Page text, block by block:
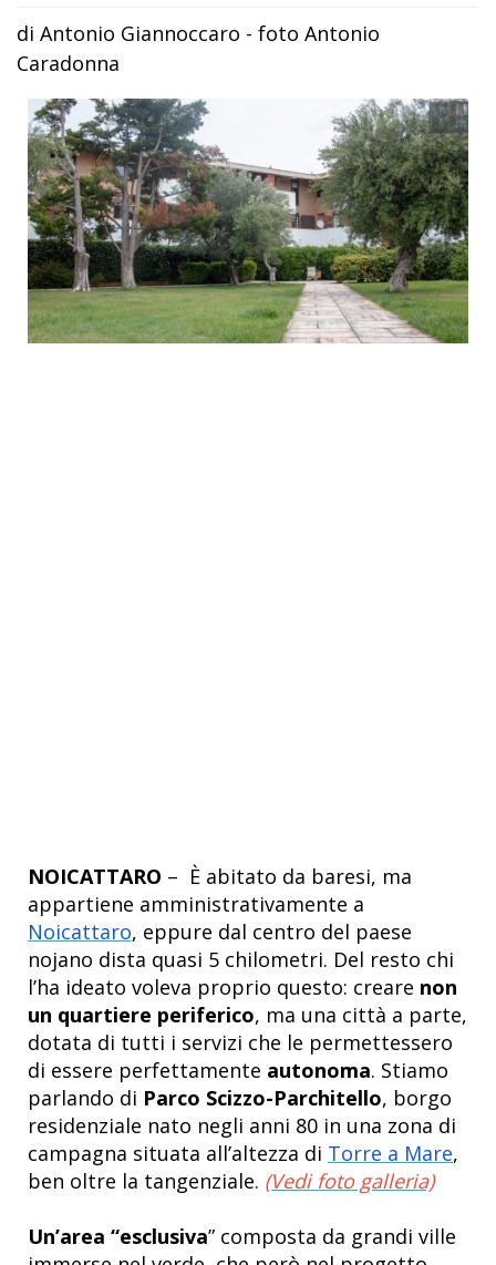
di Antonio Giannoccaro - foto Antonio
Caradonna
NOICATTARO – È abitato da baresi, ma
appartiene amministrativamente a
Noicattaro, eppure dal centro del paese
nojano dista quasi 5 chilometri. Del resto chi
l’ha ideato voleva proprio questo: creare non
un quartiere periferico, ma una città a parte,
dotata di tutti i servizi che le permettessero
di essere perfettamente autonoma. Stiamo
parlando di Parco Scizzo-Parchitello, borgo
residenziale nato negli anni 80 in una zona di
campagna situata all’altezza di Torre a Mare,
ben oltre la tangenziale. (Vedi foto galleria)
Un’area “esclusiva” composta da grandi ville